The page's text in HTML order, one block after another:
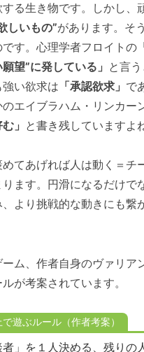
る生き物です。しかし、
しいもの”があります。そ
です。心理学者フロイトの
望”に発している」 と言う
強い欲求は 「承認欲求」 で
エイブラハム・リンカー
」 と書き残していますよ
てあげれば人は動く＝チ
ます。円滑になるだけで
より挑戦的な動きにも繋
ム、作者自身のヴァリア
が考案されています。
で遊ぶルール（作者考案）
者」を１人決める、残りの